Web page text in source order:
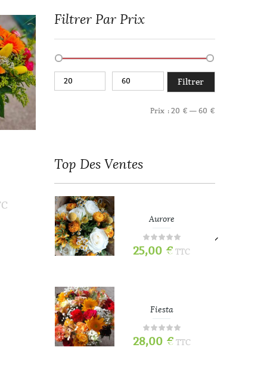
Filtrer Par Prix
Filtrer
Prix : 20 € — 60 €
Top Des Ventes
Aurore
25,00 € TTC
Fiesta
28,00 € TTC